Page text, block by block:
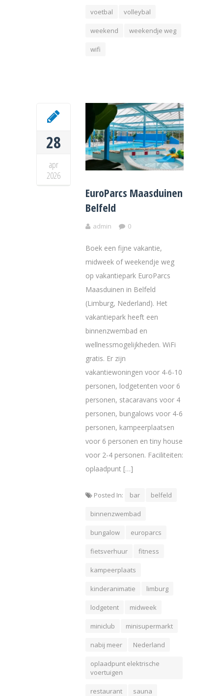
voetbal volleybal
weekend weekendje weg
wifi
28
apr
2026
EuroParcs Maasduinen
Belfeld
admin 0
Boek een fijne vakantie,
midweek of weekendje weg
op vakantiepark EuroParcs
Maasduinen in Belfeld
(Limburg, Nederland). Het
vakantiepark heeft een
binnenzwembad en
wellnessmogelijkheden. WiFi
gratis. Er zijn
vakantiewoningen voor 4-6-10
personen, lodgetenten voor 6
personen, stacaravans voor 4
personen, bungalows voor 4-6
personen, kampeerplaatsen
voor 6 personen en tiny house
voor 2-4 personen. Faciliteiten:
oplaadpunt […]
Posted In: bar belfeld
binnenzwembad
bungalow europarcs
fietsverhuur fitness
kampeerplaats
kinderanimatie limburg
lodgetent midweek
miniclub minisupermarkt
nabij meer Nederland
oplaadpunt elektrische
voertuigen
restaurant sauna